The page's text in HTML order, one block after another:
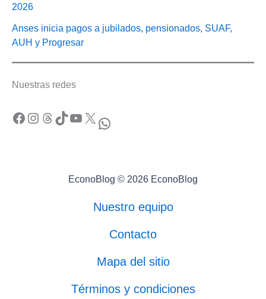
2026
Anses inicia pagos a jubilados, pensionados, SUAF,
AUH y Progresar
Nuestras redes
Facebook Instagram Threads TikTok YouTube X WhatsApp
EconoBlog © 2026 EconoBlog
Nuestro equipo
Contacto
Mapa del sitio
Términos y condiciones